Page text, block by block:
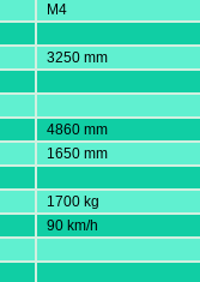
M4
3250 mm
4860 mm
1650 mm
1700 kg
90 km/h